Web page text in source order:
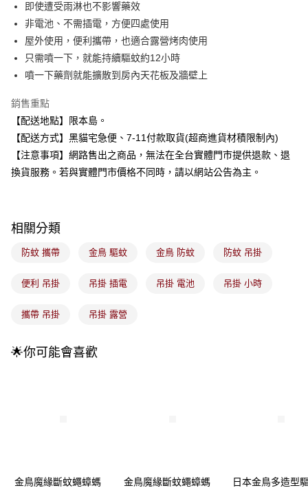
悠遊付
Google Pay
全盈+PAY
【大哥付你分期使用說明】
1.本服務由台灣大哥大提供，台灣大哥大用戶可立即使用無須另外申請。
2.付款方式選擇「大哥付你分期」，訂單成立後會自動跳轉到大哥付的交易
流程，驗證手機門號後，選擇欲分期的期數、繳款截止日，確認付款後即完
成交易。
法說明評估內容。
1.分期款項不併入電信帳單，「大哥付你分期」於每月結算日後寄送繳費提
2.透過簡訊連結打開帳單後，可選擇「超商條碼／台灣大直營門市／銀行轉
帳／街口支付／iPASS MONEY」等通路繳費。
【注意事項】
買賣價金債權讓與本公司後，依約使用本公司帳單繳交帳款。
ATM付款
運送方式
每筆NT$100，滿NT$899(含以上)免運費
7-11取貨付款
每筆NT$100，滿NT$899(含以上)免運費
每筆NT$100，滿NT$399(含以上)免運費
即使遭受雨淋也不影響藥效
非電池、不需插電，方便四處使用
屋外使用，便利攜帶，也適合露營烤肉使用
只需噴一下，就能持續驅蚊約12小時
噴一下藥劑就能擴散到房內天花板及牆壁上
銷售重點
【配送地點】限本島。
【配送方式】黑貓宅急便、7-11付款取貨(超商進貨材積限制內)
【注意事項】網路售出之商品，無法在全台實體門市提供退款、退
換貨服務。若與實體門市價格不同時，請以網站公告為主。
相關分類
防蚊 攜帶 金鳥 驅蚊 金鳥 防蚊 防蚊 吊掛
便利 吊掛 吊掛 插電 吊掛 電池 吊掛 小時
攜帶 吊掛 吊掛 露營
🌟你可能會喜歡
金鳥魔緣斷蚊蠅蟑螞
金鳥魔緣斷蚊蠅蟑螞
日本金鳥多造型